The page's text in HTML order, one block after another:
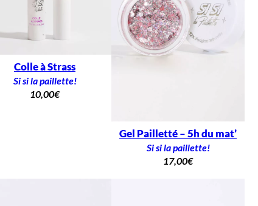
Colle à Strass
Si si la paillette!
10,00€
Gel Pailletté – 5h du mat’
Si si la paillette!
17,00€